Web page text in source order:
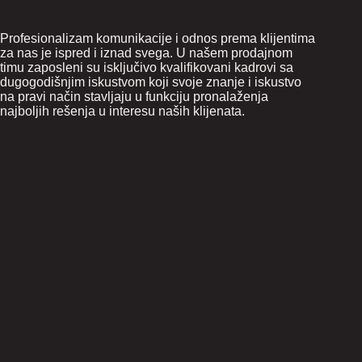
Profesionalizam komunikacije i odnos prema klijentima
za nas je ispred i iznad svega. U našem prodajnom
timu zaposleni su isključivo kvalifikovani kadrovi sa
dugogodišnjim iskustvom koji svoje znanje i iskustvo
na pravi način stavljaju u funkciju pronalaženja
najboljih rešenja u interesu naših klijenata.